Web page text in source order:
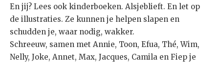
En jij? Lees ook kinderboeken. Alsjeblieft. En let op
de illustraties. Ze kunnen je helpen slapen en
schudden je, waar nodig, wakker.
Schreeuw, samen met Annie, Toon, Efua, Thé, Wim,
Nelly, Joke, Annet, Max, Jacques, Camila en Fiep je